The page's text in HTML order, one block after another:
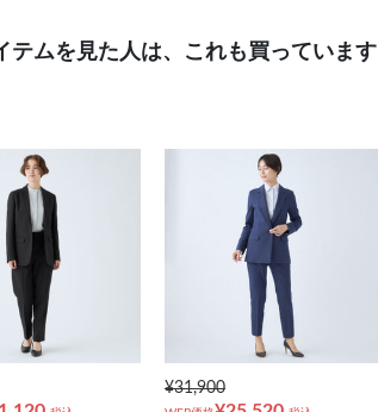
テムを見た人は、これも買っています
¥31,900